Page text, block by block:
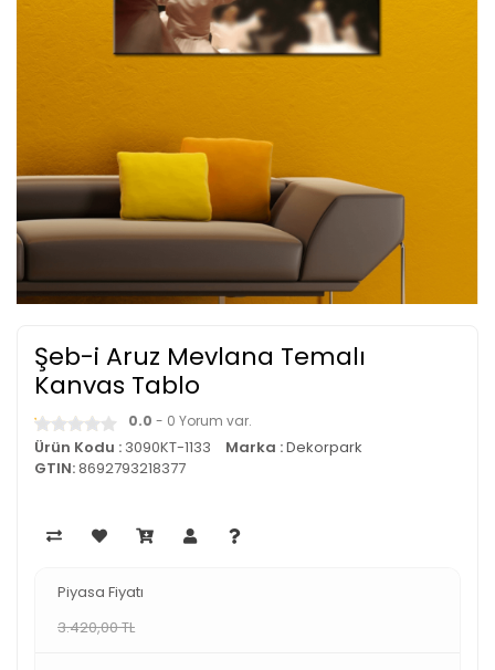
Şeb-i Aruz Mevlana Temalı
Kanvas Tablo
0.0 - 0 Yorum var.
Ürün Kodu : 3090KT-1133 Marka :Dekorpark
GTIN:8692793218377
Piyasa Fiyatı
3.420,00 TL